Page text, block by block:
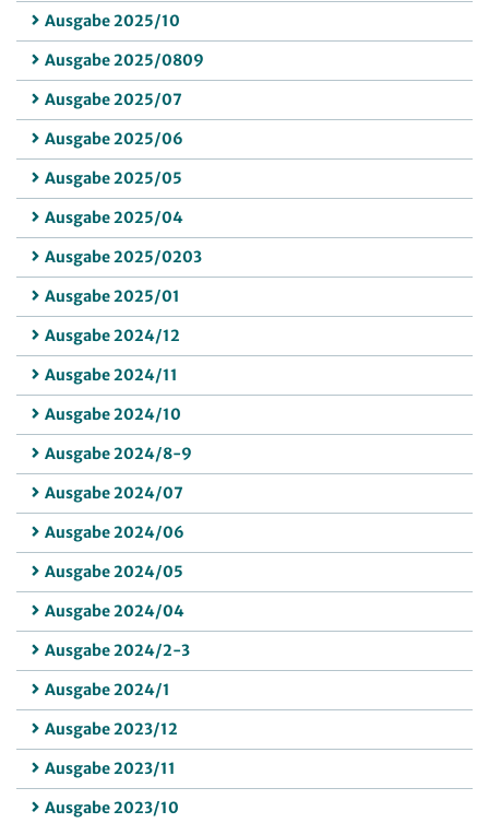
Ausgabe 2025/10
Ausgabe 2025/0809
Ausgabe 2025/07
Ausgabe 2025/06
Ausgabe 2025/05
Ausgabe 2025/04
Ausgabe 2025/0203
Ausgabe 2025/01
Ausgabe 2024/12
Ausgabe 2024/11
Ausgabe 2024/10
Ausgabe 2024/8-9
Ausgabe 2024/07
Ausgabe 2024/06
Ausgabe 2024/05
Ausgabe 2024/04
Ausgabe 2024/2-3
Ausgabe 2024/1
Ausgabe 2023/12
Ausgabe 2023/11
Ausgabe 2023/10